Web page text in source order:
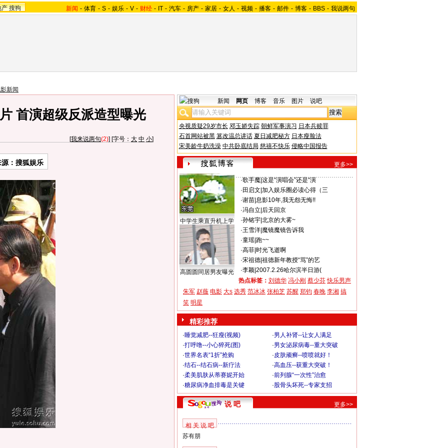
产 搜狗 新闻 - 体育 - S - 娱乐 - V - 财经 - IT - 汽车 - 房产 - 家居 - 女人 - 视频 - 播客 - 邮件 - 博客 - BBS - 我说两句
新闻
首演超级反派造型曝光
[我来说两句(2)] [字号： 大 中 小]
： 搜狐娱乐
新闻 网页 博客 音乐 图片 说吧
央视质疑29岁市长 邓玉娇失踪 朝鲜军事演习 日本兵赎罪
石首网站被黑 篡改温总讲话 夏日减肥秘方 日本瘦脸法
宋美龄牛奶洗澡 中共卧底结局 慈禧不快乐 侵略中国报告
更多>>
中学生乘直升机上学
高圆圆同居男友曝光
·歌手魔| 这是“演唱会”还是“演
· 田启文 加入娱乐圈必读心得（三
·谢苗| 息影10年,我无怨无悔!!
·冯自立 后天回京
·孙铭宇| 北京的大雾~
·王雪洋| 魔镜魔镜告诉我
·童瑶| 跑~~
·高菲| 时光飞逝啊
·宋祖德| 祖德新年教授“骂”的艺
·李颖| 2007.2.26哈尔滨半日游(
热点标签： 刘德华 冯小刚 蔡少芬 快乐男声
朱军 赵薇 电影 大s 选秀 范冰冰 张柏芝 苏醒 郑钧 春晚 李湘 搞
笑 明星
精彩推荐
·睡觉减肥--狂瘦(视频) ·男人补肾--让女人满足
·打呼噜--小心猝死(图) ·男女泌尿病毒--重大突破
·世界名表“1折”抢购 ·皮肤顽癣--喷喷就好！
·结石--结石病--新疗法 ·高血压--获重大突破！
·柔美肌肤从蒂赛妮开始 ·前列腺“一次性”治愈
·糖尿病净血排毒是关键 ·股骨头坏死--专家支招
说 吧 更多>>
相 关 说 吧
苏有朋